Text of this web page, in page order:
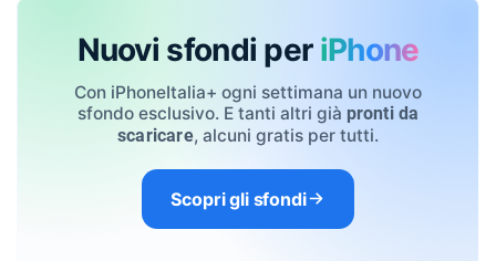
Nuovi sfondi per iPhone
Con iPhoneItalia+ ogni settimana un nuovo
sfondo esclusivo. E tanti altri già pronti da
scaricare, alcuni gratis per tutti.
Scopri gli sfondi